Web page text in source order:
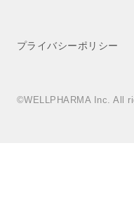
プライバシーポリシー
©WELLPHARMA Inc. All